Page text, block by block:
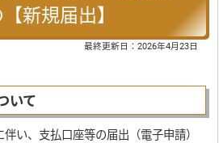
新規届出】
最終更新日：2026年4月23日
いて
い、支払口座等の届出（電子申請）